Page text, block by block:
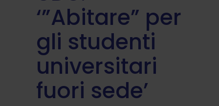
‘”Abitare” per
gli studenti
universitari
fuori sede’